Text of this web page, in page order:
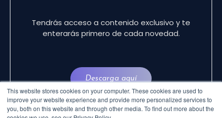
This website stores cookies on your computer. These cookies are used to
improve your website experience and provide more personalized services to
you, both on this website and through other media. To find out more about the
Tendrás acceso a contenido exclusivo y te
enterarás primero de cada novedad.
Descarga aquí